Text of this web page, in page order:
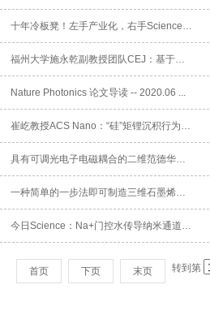
十年冷板凳！左手产业化，右手Science，他说：成与不成，这辈子...
福州大学施永乾副教授团队CEJ：基于MXene界面工程的高延展性和...
Nature Photonics 论文导读 -- 2020.06 ...
崔屹教授ACS Nano：“硅”矩锂沉积行为再添新妙招！
具有可调光电子电磁耦合的二维范德华力异质结构
一种简单的一步法即可制造三维石墨烯宏观结构
今日Science：Na+门控水传导纳米通道促进CO2转化为液体燃...
首页 下页 末页 转到第